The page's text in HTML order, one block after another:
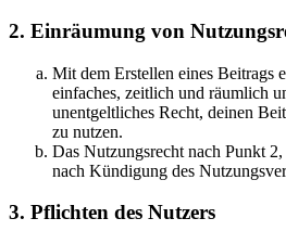
2. Einräumung von
Mit dem Erstellen eines Beitrags
einfaches, zeitlich und räumlich
unentgeltliches Recht, deinen
zu nutzen.
Das Nutzungsrecht nach Punkt
nach Kündigung des
3. Pflichten des Nutzers